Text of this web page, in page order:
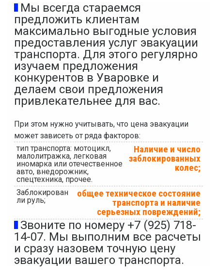
Мы всегда стараемся
предложить клиентам
максимально выгодные условия
предоставления услуг эвакуации
транспорта. Для этого регулярно
изучаем предложения
конкурентов в Уваровке и
делаем свои предложения
привлекательнее для вас.
При этом нужно учитывать, что цена эвакуации
может зависеть от ряда факторов:
тип транспорта: мотоцикл,
малолитражка, легковая
иномарка или отечественное
авто, внедорожник,
спецтехника, прочее.
Наличие и число
заблокированных
колес;
Заблокирован
ли руль;
общее техническое состояние
транспорта и наличие
серьезных повреждений;
Звоните по номеру +7 (925) 718-
14-07. Мы выполним все расчеты
и сразу назовем точную цену
эвакуации вашего транспорта.